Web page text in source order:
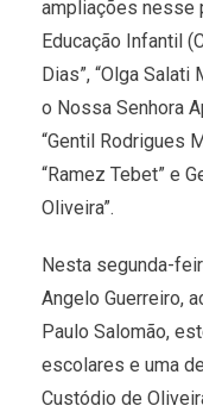
ampliações nesse
Educação Infantil
Dias”, “Olga
o Nossa Senhora
“Gentil Rodrigues
“Ramez Tebet” e
Oliveira”.
Nesta segunda-
Angelo Guerreiro,
Paulo Salomão,
escolares e uma
Custódio de